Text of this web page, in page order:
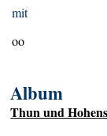
mit
oo
Album
Thun und